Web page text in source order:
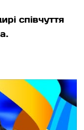
співчуття